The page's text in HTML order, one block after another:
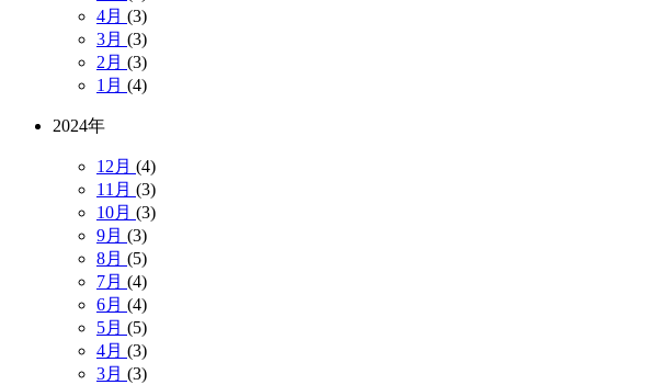
4月 (3)
3月 (3)
2月 (3)
1月 (4)
2024年
12月 (4)
11月 (3)
10月 (3)
9月 (3)
8月 (5)
7月 (4)
6月 (4)
5月 (5)
4月 (3)
3月 (3)